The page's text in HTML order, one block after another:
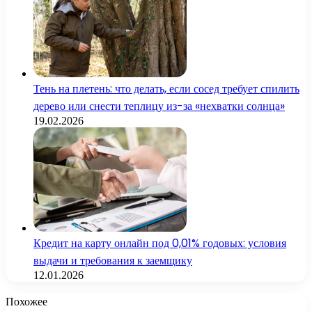
Тень на плетень: что делать, если сосед требует спилить
дерево или снести теплицу из-за «нехватки солнца»
19.02.2026
Кредит на карту онлайн под 0,01% годовых: условия
выдачи и требования к заемщику
12.01.2026
Похожее